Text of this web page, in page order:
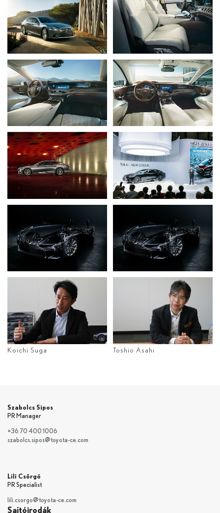
Koichi Suga Toshio Asahi
Szabolcs Sipos
PR Manager
+36 70 400 1006
szabolcs.sipos@toyota-ce.com
Lili Csörgő
PR Specialist
lili.csorgo@toyota-ce.com
Sajtóirodák